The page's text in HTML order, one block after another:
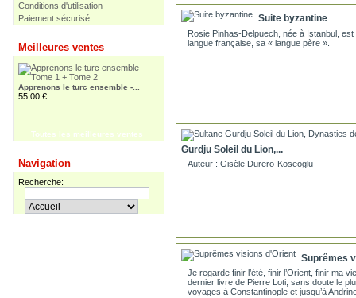
Conditions d'utilisation
Paiement sécurisé
Meilleures ventes
Apprenons le turc ensemble /...
30,00 €
Apprenons le turc ensemble -...
55,00 €
Pir Sultan Abdal
Toutes les meilleures ventes
Navigation
Recherche:
Suite byzantine
Rosie Pinhas-Delpuech, née à Istanbul,
langue française, sa « langue père ».
Gurdju Soleil du Lion,...
Auteur : Gisèle Durero-Köseoglu
Suprêmes
Je regarde finir l’été, finir l’Orient, finir ma
dernier livre de Pierre Loti, sans doute le
voyages à Constantinople et jusqu’à